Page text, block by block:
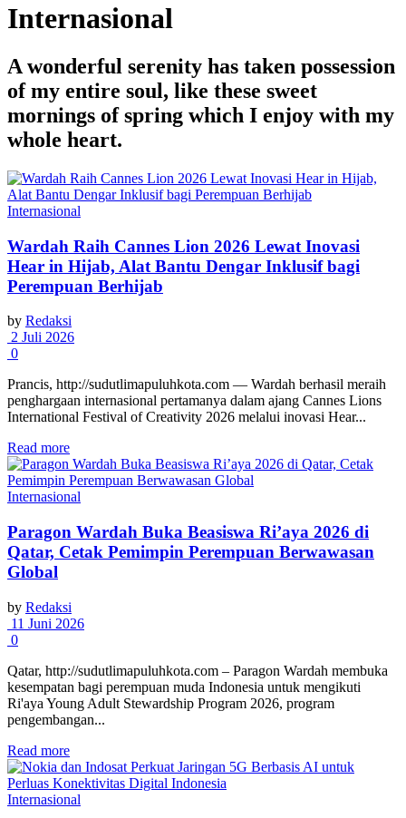
Internasional
A wonderful serenity has taken possession
of my entire soul, like these sweet
mornings of spring which I enjoy with my
whole heart.
Internasional
Wardah Raih Cannes Lion 2026 Lewat Inovasi
Hear in Hijab, Alat Bantu Dengar Inklusif bagi
Perempuan Berhijab
by Redaksi
2 Juli 2026
0
Prancis, http://sudutlimapuluhkota.com — Wardah berhasil meraih
penghargaan internasional pertamanya dalam ajang Cannes Lions
International Festival of Creativity 2026 melalui inovasi Hear...
Read more
Internasional
Paragon Wardah Buka Beasiswa Ri’aya 2026 di
Qatar, Cetak Pemimpin Perempuan Berwawasan
Global
by Redaksi
11 Juni 2026
0
Qatar, http://sudutlimapuluhkota.com – Paragon Wardah membuka
kesempatan bagi perempuan muda Indonesia untuk mengikuti
Ri'aya Young Adult Stewardship Program 2026, program
pengembangan...
Read more
Internasional